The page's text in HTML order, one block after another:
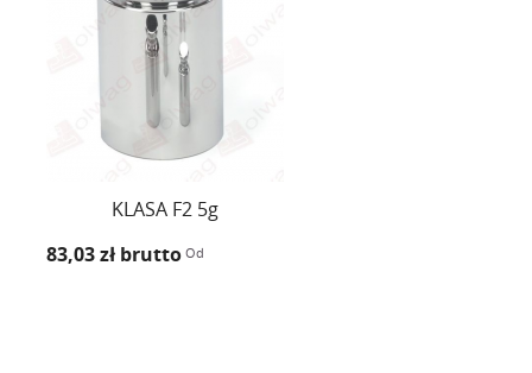
KLASA F2 5g
83,03 zł brutto Od